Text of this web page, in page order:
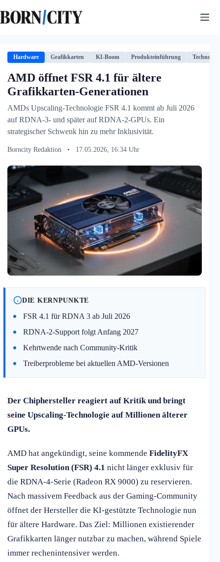
Inhalt
springen
Hardware Grafikkarten KI-Boom Produkteinführung
AMD öffnet FSR 4.1 für ältere
Grafikkarten-Generationen
AMDs Upscaling-Technologie FSR 4.1 kommt ab Juli 2026
auf RDNA-3- und später auf RDNA-2-GPUs. Ein
strategischer Schwenk hin zu mehr Inklusivität.
Borncity Redaktion • 17.05.2026, 16:34 Uhr
DIE KERNPUNKTE
FSR 4.1 für RDNA 3 ab Juli 2026
RDNA-2-Support folgt Anfang 2027
Kehrtwende nach Community-Kritik
Treiberprobleme bei aktuellen AMD-Versionen
Der Chiphersteller reagiert auf Kritik und bringt
seine Upscaling-Technologie auf Millionen älterer
GPUs.
AMD hat angekündigt, seine kommende FidelityFX
Super Resolution (FSR) 4.1 nicht länger exklusiv für
die RDNA-4-Serie (Radeon RX 9000) zu reservieren.
Nach massivem Feedback aus der Gaming-Community
öffnet der Hersteller die KI-gestützte Technologie nun
für ältere Hardware. Das Ziel: Millionen existierender
Grafikkarten länger nutzbar zu machen, während Spiele
immer rechenintensiver werden.